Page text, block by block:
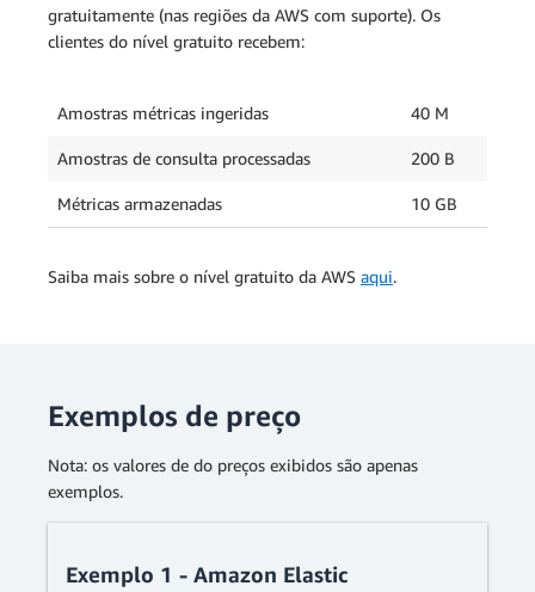
gratuitamente (nas regiões da AWS com suporte). Os
clientes do nível gratuito recebem:
Amostras métricas ingeridas 40 M
Amostras de consulta processadas 200 B
Métricas armazenadas 10 GB
Saiba mais sobre o nível gratuito da AWS aqui.
Exemplos de preço
Nota: os valores de do preços exibidos são apenas
exemplos.
Exemplo 1 - Amazon Elastic